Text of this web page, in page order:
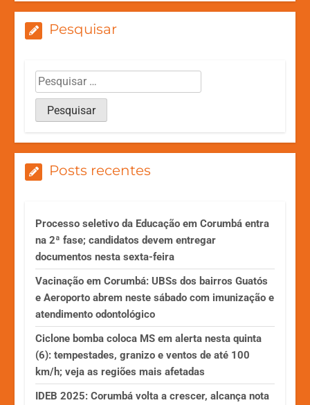
Pesquisar
Posts recentes
Processo seletivo da Educação em Corumbá entra
na 2ª fase; candidatos devem entregar
documentos nesta sexta-feira
Vacinação em Corumbá: UBSs dos bairros Guatós
e Aeroporto abrem neste sábado com imunização e
atendimento odontológico
Ciclone bomba coloca MS em alerta nesta quinta
(6): tempestades, granizo e ventos de até 100
km/h; veja as regiões mais afetadas
IDEB 2025: Corumbá volta a crescer, alcança nota